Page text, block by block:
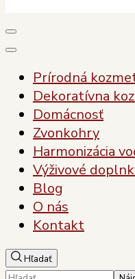
Prírodná
Dekoratívna
Domácnosť
Zvonkohry
Harmonizácia
Výživové
Blog
O nás
Kontakt
Hľadať